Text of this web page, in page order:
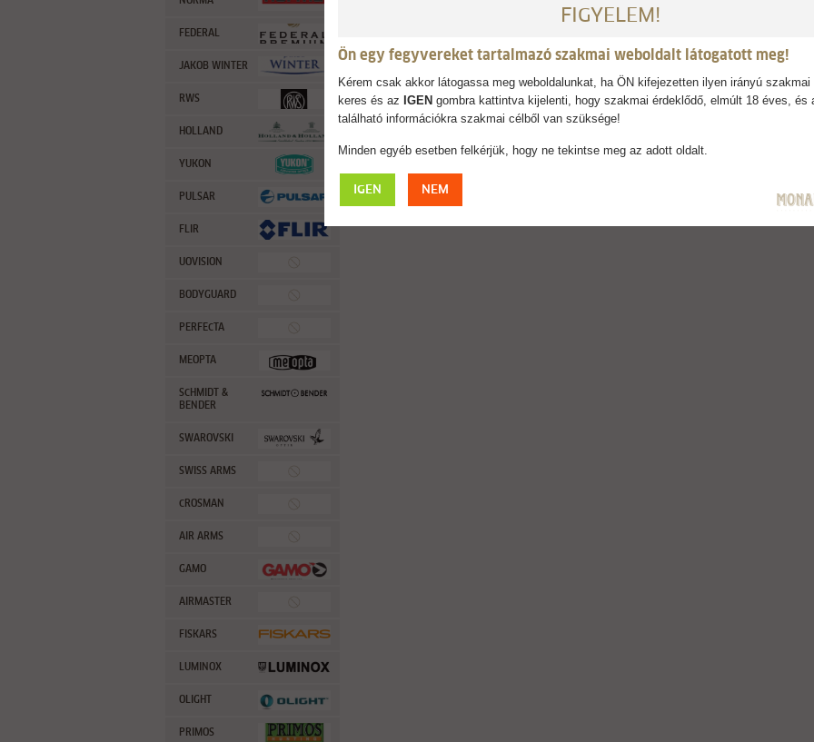
FEDERAL
JAKOB WINTER
RWS
HOLLAND
YUKON
PULSAR
FLIR
UOVISION
BODYGUARD
PERFECTA
MEOPTA
SCHMIDT &
BENDER
SWAROVSKI
SWISS ARMS
CROSMAN
AIR ARMS
GAMO
AIRMASTER
FISKARS
LUMINOX
OLIGHT
PRIMOS
FIGYELEM!
Ön egy fegyvereket tartalmazó szakmai weboldalt látogatott meg!
Kérem csak akkor látogassa meg weboldalunkat, ha ÖN kifejezetten ilyen irányú
keres és az IGEN gombra kattintva kijelenti, hogy szakmai érdeklődő, elmúlt 18 éves, és
található információkra szakmai célből van szüksége!
Minden egyéb esetben felkérjük, hogy ne tekintse meg az adott oldalt.
IGEN NEM